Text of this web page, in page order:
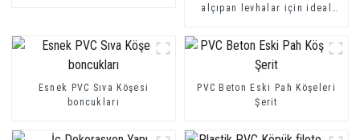
alçıpan levhalar için ideal
Esnek PVC Sıva Köşesi
boncukları
PVC Beton Eski Pah Köşeleri
Şerit